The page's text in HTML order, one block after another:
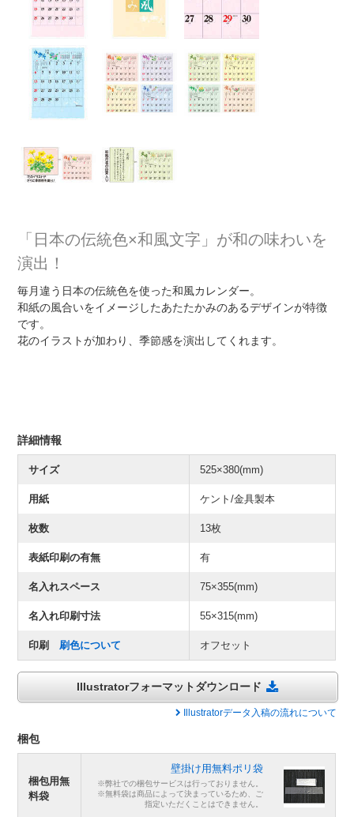
「日本の伝統色×和風文字」が和の味わいを
演出！
毎月違う日本の伝統色を使った和風カレンダー。
和紙の風合いをイメージしたあたたかみのあるデザインが特徴
です。
花のイラストが加わり、季節感を演出してくれます。
詳細情報
サイズ 525×380(mm)
用紙 ケント/金具製本
枚数 13枚
表紙印刷の有無 有
名入れスペース 75×355(mm)
名入れ印刷寸法 55×315(mm)
印刷 刷色について オフセット
Illustratorフォーマットダウンロード
Illustratorデータ入稿の流れについて
梱包
梱包用無
料袋
壁掛け用無料ポリ袋
※弊社での梱包サービスは行っておりません。
※無料袋は商品によって決まっているため、ご
指定いただくことはできません。